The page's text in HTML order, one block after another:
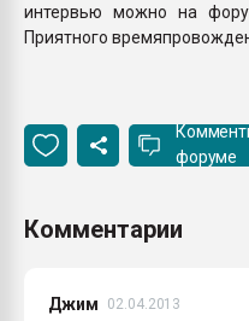
интервью можно на
Приятного
форуме
Комментарии
Джим
02.04.2013